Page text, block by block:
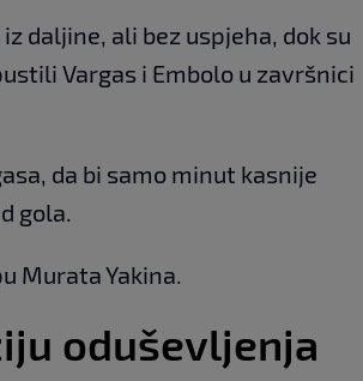
daljine, ali bez uspjeha, dok su
Vargas i Embolo u završnici
da bi samo minut kasnije
gola.
Murata Yakina.
oduševljenja